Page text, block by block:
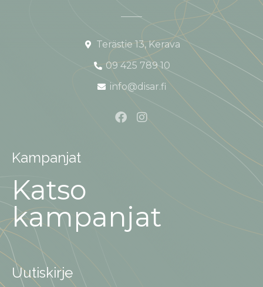
Terästie 13, Kerava
09 425 789 10
info@disar.fi
Kampanjat
Katso
kampanjat
Uutiskirje